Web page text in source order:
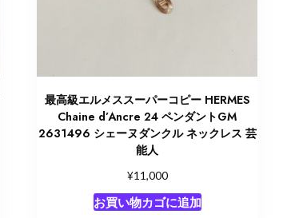
最高級エルメススーパーコピー HERMES
Chaine d’Ancre 24 ペンダントGM
2631496 シェーヌダンクル ネックレス 芸
能人
¥11,000
お買い物カゴに追加